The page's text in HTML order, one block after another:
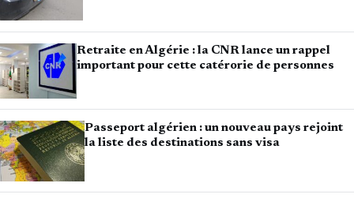
Retraite en Algérie : la CNR lance un rappel
important pour cette catérorie de personnes
Passeport algérien : un nouveau pays rejoint
la liste des destinations sans visa